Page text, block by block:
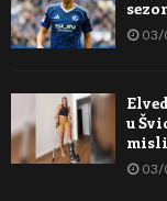
03/
u
03/